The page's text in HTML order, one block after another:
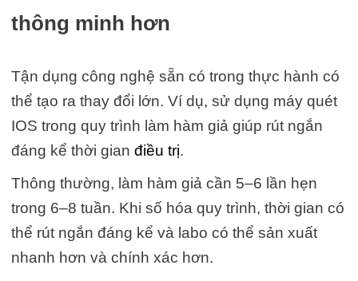
thông minh hơn
Tận dụng công nghệ sẵn có trong thực hành có
thể tạo ra thay đổi lớn. Ví dụ, sử dụng máy quét
IOS trong quy trình làm hàm giả giúp rút ngắn
đáng kể thời gian điều trị.
Thông thường, làm hàm giả cần 5–6 lần hẹn
trong 6–8 tuần. Khi số hóa quy trình, thời gian có
thể rút ngắn đáng kể và labo có thể sản xuất
nhanh hơn và chính xác hơn.